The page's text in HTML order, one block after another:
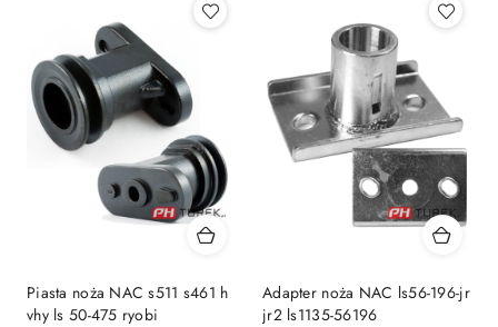
Piasta noża NAC s511 s461 h
vhy ls 50-475 ryobi
Adapter noża NAC ls56-196-jr
jr2 ls1135-56196